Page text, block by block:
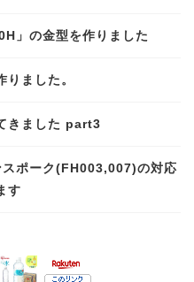
」の金型を作りました
ました。
きました part3
ポーク(FH003,007)の対応
す